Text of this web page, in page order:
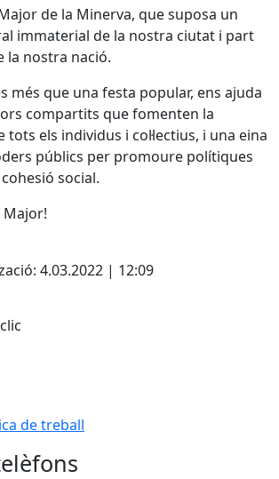
de la Minerva, que suposa un
immaterial de la nostra ciutat i part
la nostra nació.
més que una festa popular, ens ajuda
compartits que fomenten la
tots els individus i col·lectius, i una eina
públics per promoure polítiques
social.
Major!
4.03.2022 | 12:09
de treball